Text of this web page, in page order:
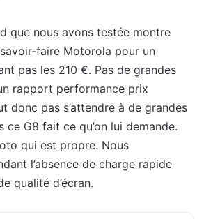
que nous avons testée montre
faire Motorola pour un
pas les 210 €. Pas de grandes
rapport performance prix
donc pas s’attendre à de grandes
ce G8 fait ce qu’on lui demande.
qui est propre. Nous
l’absence de charge rapide
qualité d’écran.